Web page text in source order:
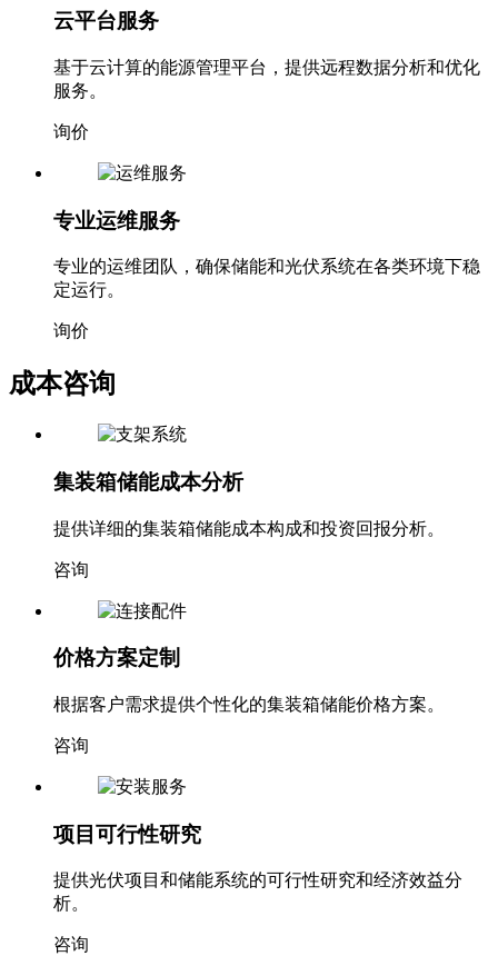
云平台服务
基于云计算的能源管理平台，提供远程数据分析和优化
服务。
询价
专业运维服务
专业的运维团队，确保储能和光伏系统在各类环境下稳
定运行。
询价
成本咨询
集装箱储能成本分析
提供详细的集装箱储能成本构成和投资回报分析。
咨询
价格方案定制
根据客户需求提供个性化的集装箱储能价格方案。
咨询
项目可行性研究
提供光伏项目和储能系统的可行性研究和经济效益分
析。
咨询